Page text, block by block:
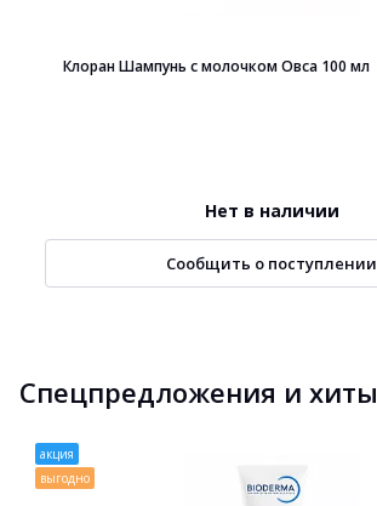
Клоран Шампунь с молочком Овса 100 мл
Нет в наличии
Сообщить о поступлении
Спецпредложения и хиты
акция
выгодно